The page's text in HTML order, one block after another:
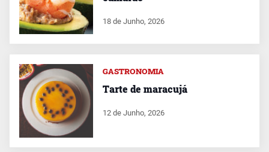
18 de Junho, 2026
GASTRONOMIA
Tarte de maracujá
12 de Junho, 2026